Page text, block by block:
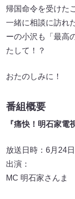
帰国命令を受けた
一緒に相談に訪れ
ーの小沢も「最高
たして！？
おたのしみに！
番組概要
『痛快！明石家電
放送日時：6月24
出演：
MC 明石家さんま